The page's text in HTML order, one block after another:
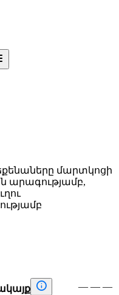
մարտկոցի
արագությամբ,
 — — —